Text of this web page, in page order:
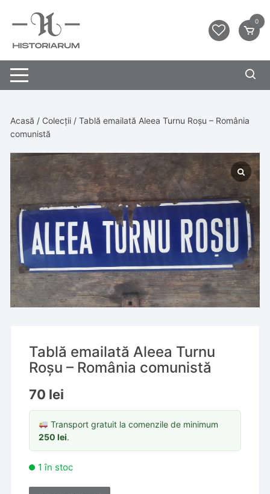
0
Acasă / Colecții / Tablă emailată Aleea Turnu Roșu – România
comunistă
Tablă emailată Aleea Turnu
Roșu – România comunistă
70 lei
Transport gratuit la comenzile de minimum
250lei.
1 în stoc